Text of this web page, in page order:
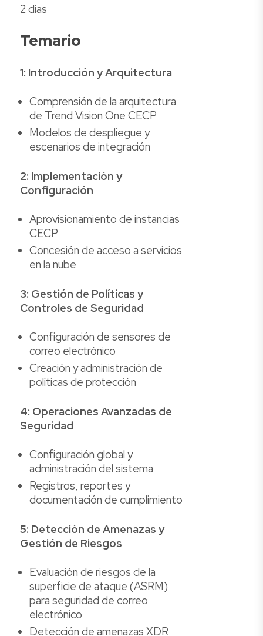
2 días
Temario
1: Introducción y Arquitectura
Comprensión de la arquitectura
de Trend Vision One CECP
Modelos de despliegue y
escenarios de integración
2: Implementación y
Configuración
Aprovisionamiento de instancias
CECP
Concesión de acceso a servicios
en la nube
3: Gestión de Políticas y
Controles de Seguridad
Configuración de sensores de
correo electrónico
Creación y administración de
políticas de protección
4: Operaciones Avanzadas de
Seguridad
Configuración global y
administración del sistema
Registros, reportes y
documentación de cumplimiento
5: Detección de Amenazas y
Gestión de Riesgos
Evaluación de riesgos de la
superficie de ataque (ASRM)
para seguridad de correo
electrónico
Detección de amenazas XDR